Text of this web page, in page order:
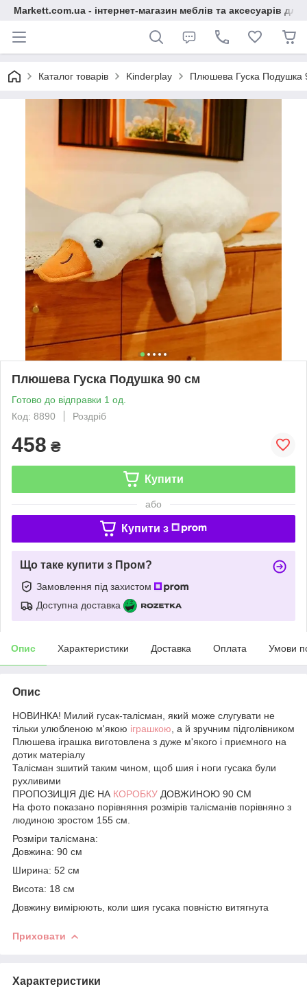
Markett.com.ua - інтернет-магазин меблів та аксесуарів для
Каталог товарів Kinderplay Плюшева Гуска Подушка
Плюшева Гуска Подушка 90 см
Готово до відправки 1 од.
Код: 8890
Роздріб
458 ₴
Купити
або
Купити з
Що таке купити з Пром?
Замовлення під захистом
Доступна доставка
Опис Характеристики Доставка Оплата Умови
Опис
НОВИНКА! Милий гусак-талісман, який може слугувати не
тільки улюбленою м'якою іграшкою , а й зручним підголівником
Плюшева іграшка виготовлена з дуже м'якого і приємного на
дотик матеріалу
Талісман зшитий таким чином, щоб шия і ноги гусака були
рухливими
ПРОПОЗИЦІЯ ДІЄ НА КОРОБКУ ДОВЖИНОЮ 90 СМ
На фото показано порівняння розмірів талісманів порівняно з
людиною зростом 155 см.
Розміри талісмана:
Довжина: 90 см
Ширина: 52 см
Висота: 18 см
Довжину вимірюють, коли шия гусака повністю витягнута
Приховати
Характеристики